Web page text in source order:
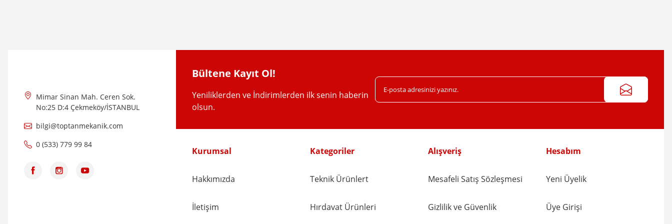
Mimar Sinan Mah. Ceren Sok.
No:25 D:4 Çekmeköy/İSTANBUL
bilgi@toptanmekanik.com
0 (533) 779 99 84
Bültene Kayıt Ol!
Yeniliklerden ve İndirimlerden ilk senin haberin
olsun.
Kurumsal
Hakkımızda
İletişim
Kategoriler
Teknik Ürünlert
Hırdavat Ürünleri
Alışveriş
Mesafeli Satış Sözleşmesi
Gizlilik ve Güvenlik
Hesabım
Yeni Üyelik
Üye Girişi